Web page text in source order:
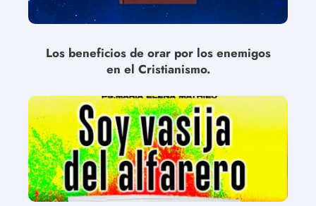
Los beneficios de orar por los enemigos
en el Cristianismo.